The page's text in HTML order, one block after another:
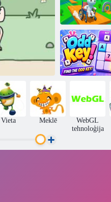
Ratiņkrēslu mini
spēles
Vieta Meklē
WebGL
tehnoloģija